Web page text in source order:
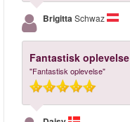
BrigittaSchwaz
Fantastisk oplevelse
"Fantastisk oplevelse"